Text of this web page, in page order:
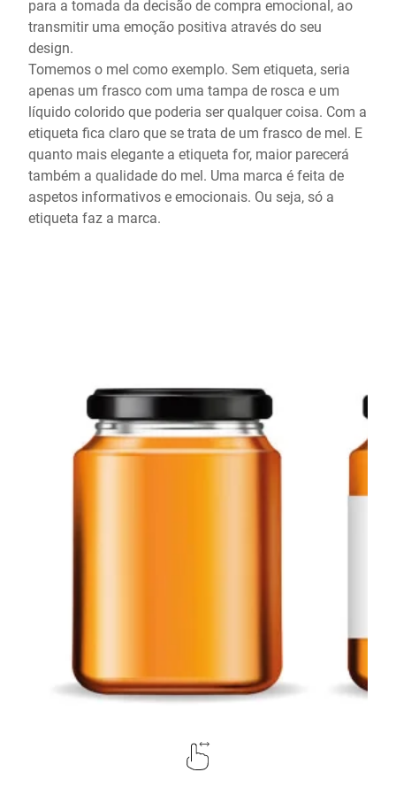
para a tomada da decisão de compra emocional, ao
transmitir uma emoção positiva através do seu
design.
Tomemos o mel como exemplo. Sem etiqueta, seria
apenas um frasco com uma tampa de rosca e um
líquido colorido que poderia ser qualquer coisa. Com a
etiqueta fica claro que se trata de um frasco de mel. E
quanto mais elegante a etiqueta for, maior parecerá
também a qualidade do mel. Uma marca é feita de
aspetos informativos e emocionais. Ou seja, só a
etiqueta faz a marca.